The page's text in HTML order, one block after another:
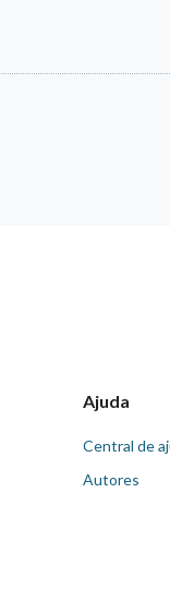
Ajuda
Central de
Autores